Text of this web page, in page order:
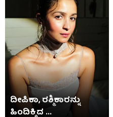
ದೀಪಿಕಾ, ರಶ್ಮಿಕಾರನ್ನು
ಹಿಂದಿಕ್ಕಿದ ...